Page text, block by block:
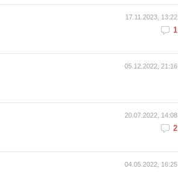
17.11.2023, 13:22
1
05.12.2022, 21:16
20.07.2022, 14:08
2
04.05.2022, 16:25